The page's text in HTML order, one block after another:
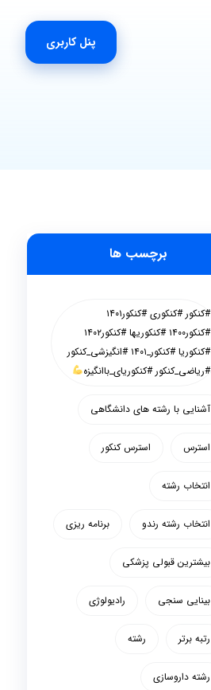
پنل کاربری
برچسب ها
#کنکور #کنکوری #کنکور۱۴۰۱
#کنکور۱۴۰۰ #کنکوریها #کنکور۱۴۰۲
#کنکوریا #کنکور_۱۴۰۱ #انگیزشی_کنکور
#ریاضی_کنکور #کنکوریای_باانگیزه
آشنایی با رشته های دانشگاهی
استرس استرس کنکور
انتخاب رشته
انتخاب رشته رندو برنامه ریزی
بیشترین قبولی پزشکی
بینایی سنجی رادیولوژی
رتبه برتر رشته
رشته داروسازی